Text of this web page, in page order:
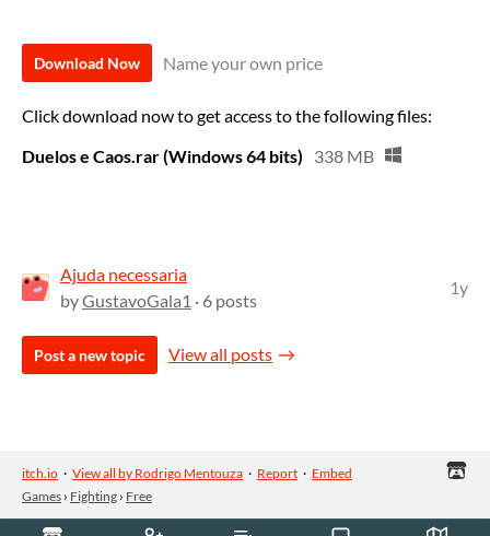
Download Now Name your own price
Click download now to get access to the following files:
Duelos e Caos.rar (Windows 64 bits)
338 MB
Ajuda necessaria
byGustavoGala1 · 6 posts
1y
Post a new topic View all posts
itch.io · View all by Rodrigo Mentouza · Report · Embed
Games › Fighting › Free